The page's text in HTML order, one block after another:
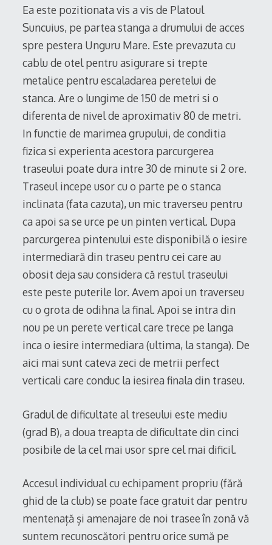
Ea este pozitionata vis a vis de Platoul
Suncuius, pe partea stanga a drumului de acces
spre pestera Unguru Mare. Este prevazuta cu
cablu de otel pentru asigurare si trepte
metalice pentru escaladarea peretelui de
stanca. Are o lungime de 150 de metri si o
diferenta de nivel de aproximativ 80 de metri.
In functie de marimea grupului, de conditia
fizica si experienta acestora parcurgerea
traseului poate dura intre 30 de minute si 2 ore.
Traseul incepe usor cu o parte pe o stanca
inclinata (fata cazuta), un mic traverseu pentru
ca apoi sa se urce pe un pinten vertical. Dupa
parcurgerea pintenului este disponibilă o iesire
intermediară din traseu pentru cei care au
obosit deja sau considera că restul traseului
este peste puterile lor. Avem apoi un traverseu
cu o grota de odihna la final. Apoi se intra din
nou pe un perete vertical care trece pe langa
inca o iesire intermediara (ultima, la stanga). De
aici mai sunt cateva zeci de metrii perfect
verticali care conduc la iesirea finala din traseu.
Gradul de dificultate al treseului este mediu
(grad B), a doua treapta de dificultate din cinci
posibile de la cel mai usor spre cel mai dificil.
Accesul individual cu echipament propriu (fără
ghid de la club) se poate face gratuit dar pentru
mentenață și amenajare de noi trasee în zonă vă
suntem recunoscători pentru orice sumă pe